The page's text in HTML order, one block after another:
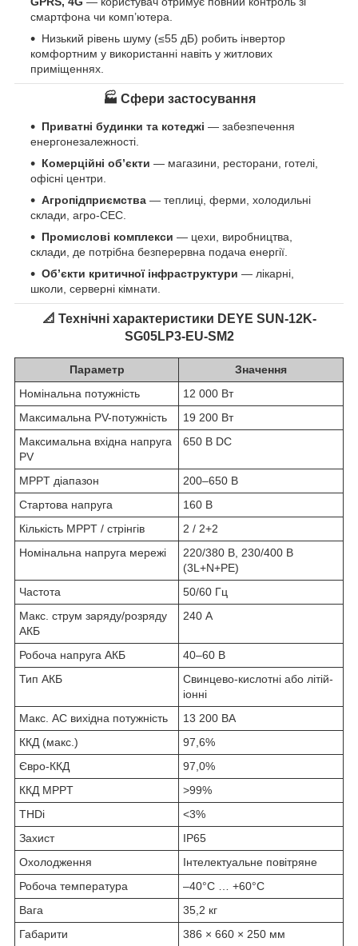
смартфона чи комп’ютера.
Низький рівень шуму (≤55 дБ) робить інвертор
комфортним у використанні навіть у житлових
приміщеннях.
🏭 Сфери застосування
Приватні будинки та котеджі — забезпечення
енергонезалежності.
Комерційні об’єкти — магазини, ресторани, готелі,
офісні центри.
Агропідприємства — теплиці, ферми, холодильні
склади, агро-СЕС.
Промислові комплекси — цехи, виробництва,
склади, де потрібна безперервна подача енергії.
Об’єкти критичної інфраструктури — лікарні,
школи, серверні кімнати.
📐 Технічні характеристики DEYE SUN-12K-
SG05LP3-EU-SM2
Параметр
Значення
Номінальна потужність
12 000 Вт
Максимальна PV-потужність
19 200 Вт
Максимальна вхідна напруга
PV
650 В DC
MPPT діапазон
200–650 В
Стартова напруга
160 В
Кількість MPPT / стрінгів
2 / 2+2
Номінальна напруга мережі
220/380 В, 230/400 В
(3L+N+PE)
Частота
50/60 Гц
Макс. струм заряду/розряду
АКБ
240 А
Робоча напруга АКБ
40–60 В
Тип АКБ
Свинцево-кислотні або літій-
іонні
Макс. AC вихідна потужність
13 200 ВА
ККД (макс.)
97,6%
Євро-ККД
97,0%
ККД MPPT
>99%
THDi
<3%
Захист
IP65
Охолодження
Інтелектуальне повітряне
Робоча температура
–40°C … +60°C
Вага
35,2 кг
Габарити
386 × 660 × 250 мм